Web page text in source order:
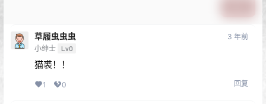
草履虫虫虫
小绅士 Lv0
3 年前
猫裘！！
1 0 回复